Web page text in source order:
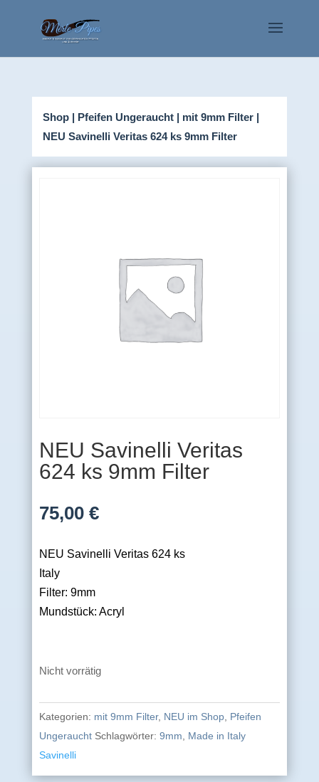
Shop| Pfeifen Ungeraucht| mit 9mm Filter|
NEU Savinelli Veritas 624 ks 9mm Filter
NEU Savinelli Veritas
624 ks 9mm Filter
75,00 €
NEU Savinelli Veritas 624 ks
Italy
Filter: 9mm
Mundstück: Acryl
Nicht vorrätig
Kategorien: mit 9mm Filter, NEU im Shop, Pfeifen
Ungeraucht Schlagwörter: 9mm, Made in Italy
Savinelli